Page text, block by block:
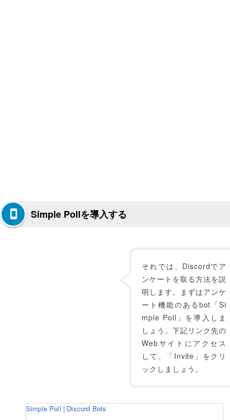
Simple Pollを導入する
それでは、Discordでア
ンケートを取る方法を説
明します。まずはアンケ
ート機能のあるbot「Si
mple Poll」を導入しま
しょう。下記リンク先の
Webサイトにアクセス
して、「Invite」をクリ
ックしましょう。
Simple Poll | Discord Bots